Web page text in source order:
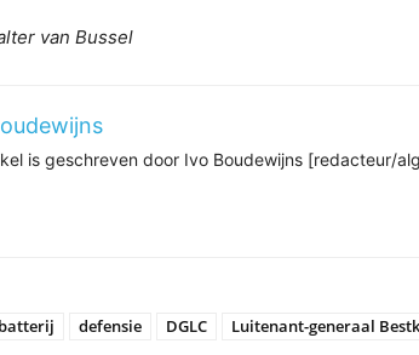
van Bussel
is geschreven door Ivo Boudewijns [redacteur/
defensie DGLC Luitenant-generaal